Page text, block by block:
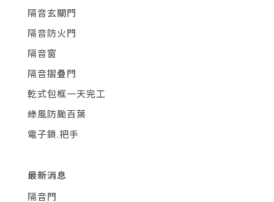
隔音玄關門
隔音防火門
隔音窗
隔音摺疊門
乾式包框一天完工
綠風防颱百葉
電子鎖.把手
最新消息
隔音門